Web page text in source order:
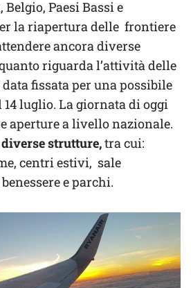
Paesi Bassi e
la riapertura delle frontiere
ancora diverse
riguarda l’attività delle
fissata per una possibile
luglio. La giornata di oggi
aperture a livello nazionale.
strutture,tra cui:
centri estivi, sale
e parchi.